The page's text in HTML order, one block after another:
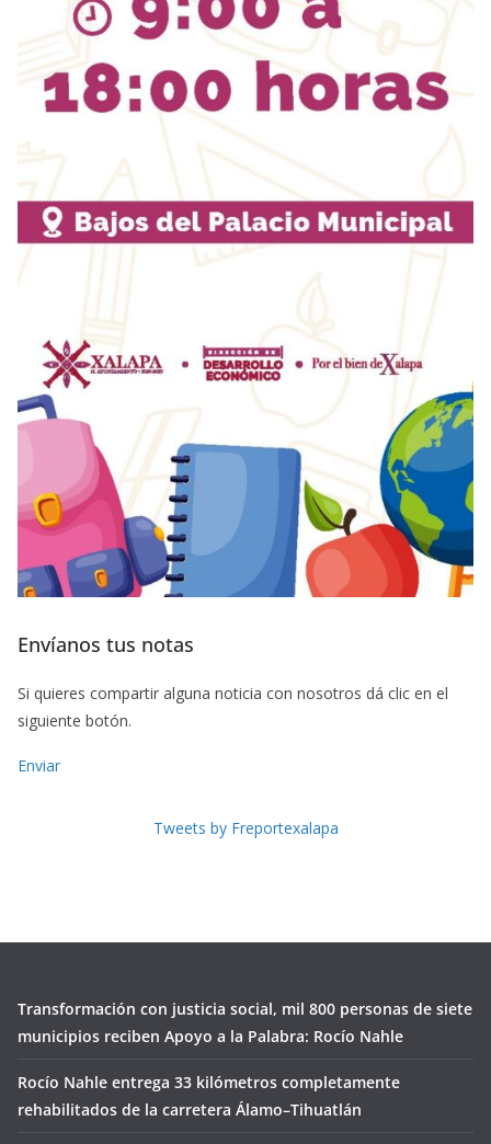
Envíanos tus notas
Si quieres compartir alguna noticia con nosotros dá clic en el
siguiente botón.
Enviar
Tweets by Freportexalapa
Transformación con justicia social, mil 800 personas de siete
municipios reciben Apoyo a la Palabra: Rocío Nahle
Rocío Nahle entrega 33 kilómetros completamente
rehabilitados de la carretera Álamo–Tihuatlán